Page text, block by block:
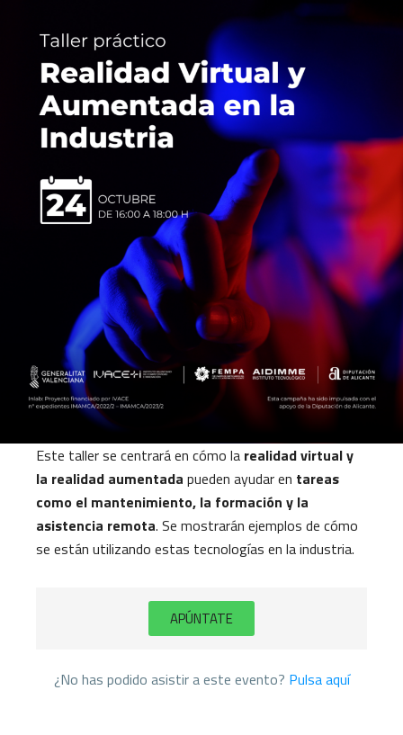
Este taller se centrará en cómo la realidad virtual y
la realidad aumentada pueden ayudar en tareas
como el mantenimiento, la formación y la
asistencia remota. Se mostrarán ejemplos de cómo
se están utilizando estas tecnologías en la industria.
APÚNTATE
¿No has podido asistir a este evento? Pulsa aquí